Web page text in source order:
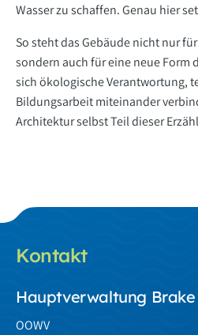
Wasser zu schaffen. Genau hier
So steht das Gebäude nicht nur
sondern auch für eine neue Form
sich ökologische Verantwortung,
Bildungsarbeit miteinander
Architektur selbst Teil dieser
Kontakt
Hauptverwaltung Brake
OOWV